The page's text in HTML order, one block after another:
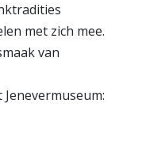
met zich mee.
van